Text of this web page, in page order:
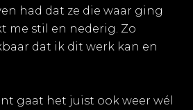
had dat ze die waar ging
me stil en nederig. Zo
dat ik dit werk kan en
gaat het juist ook weer wél